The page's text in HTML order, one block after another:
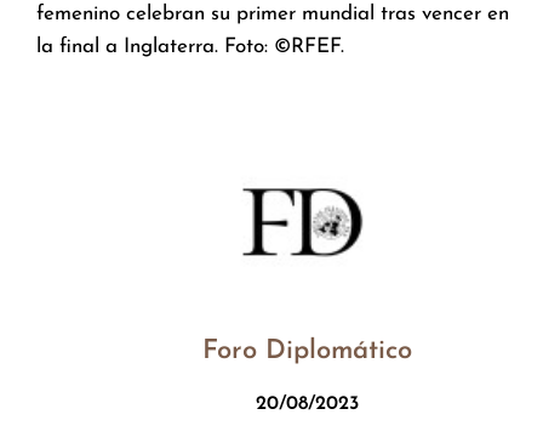
femenino celebran su primer mundial tras vencer en
la final a Inglaterra. Foto: ©RFEF.
Foro Diplomático
20/08/2023